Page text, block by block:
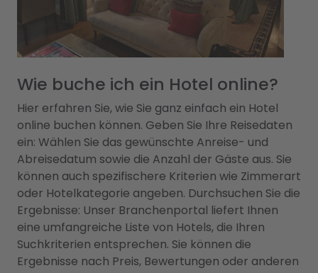
Wie buche ich ein Hotel online?
Hier erfahren Sie, wie Sie ganz einfach ein Hotel
online buchen können. Geben Sie Ihre Reisedaten
ein: Wählen Sie das gewünschte Anreise- und
Abreisedatum sowie die Anzahl der Gäste aus. Sie
können auch spezifischere Kriterien wie Zimmerart
oder Hotelkategorie angeben. Durchsuchen Sie die
Ergebnisse: Unser Branchenportal liefert Ihnen
eine umfangreiche Liste von Hotels, die Ihren
Suchkriterien entsprechen. Sie können die
Ergebnisse nach Preis, Bewertungen oder anderen